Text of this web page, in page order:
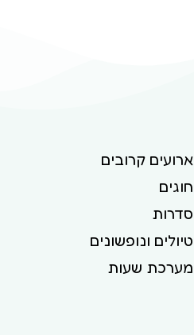
ארועים קרובים
חוגים
סדרות
טיולים ונופשונים
מערכת שעות